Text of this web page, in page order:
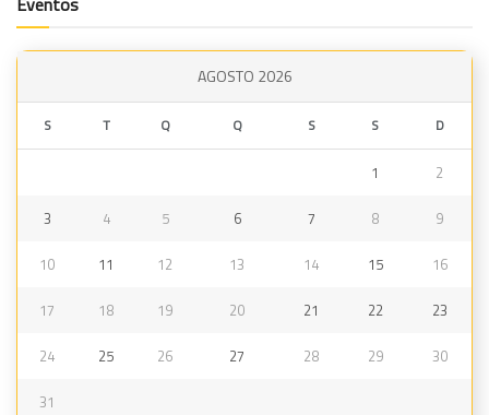
AGOSTO 2026
S T Q Q S S D
1 2
3 4 5 6 7 8 9
10 11 12 13 14 15 16
17 18 19 20 21 22 23
24 25 26 27 28 29 30
31